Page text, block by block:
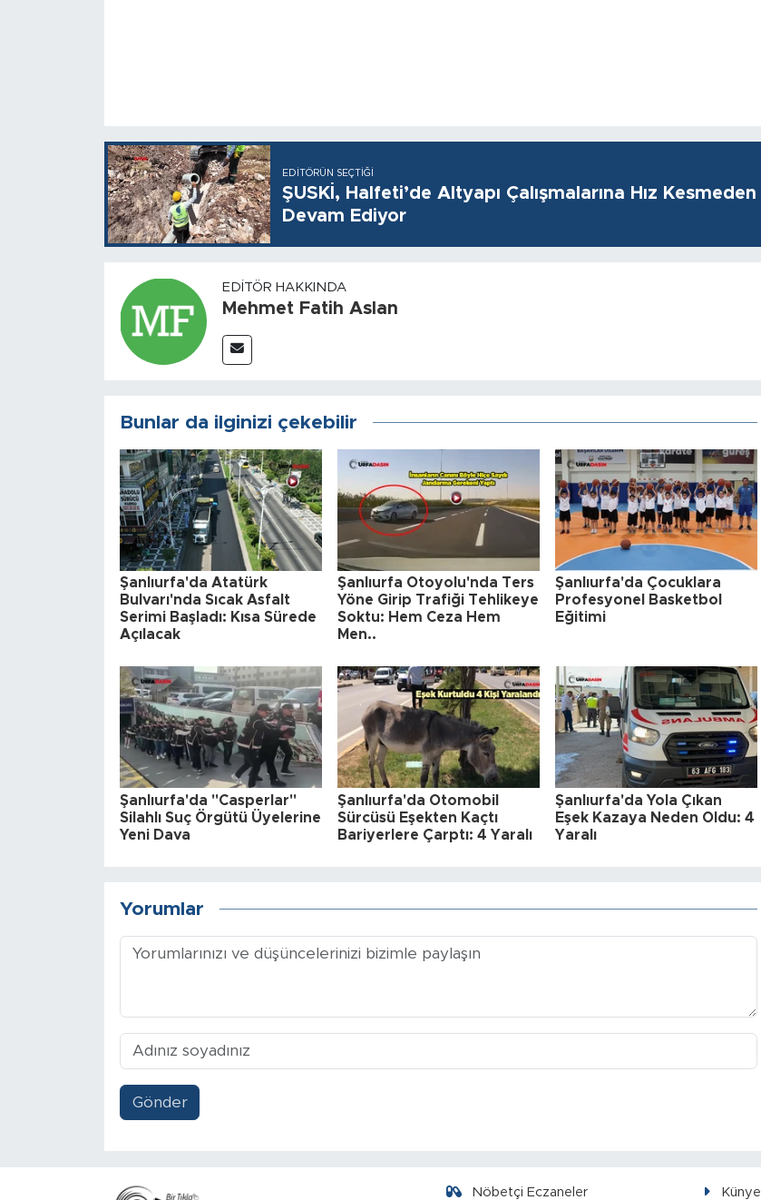
EDITÖRÜN SEÇTIĞI
ŞUSKİ, Halfeti’de Altyapı Çalışmalarına Hız Kesmeden
Devam Ediyor
EDITÖR HAKKINDA
Mehmet Fatih Aslan
Bunlar da ilginizi çekebilir
Şanlıurfa'da Atatürk
Bulvarı'nda Sıcak Asfalt
Serimi Başladı: Kısa Sürede
Açılacak
Şanlıurfa Otoyolu'nda Ters
Yöne Girip Trafiği Tehlikeye
Soktu: Hem Ceza Hem
Men..
Şanlıurfa'da Çocuklara
Profesyonel Basketbol
Eğitimi
Şanlıurfa'da "Casperlar"
Silahlı Suç Örgütü Üyelerine
Yeni Dava
Şanlıurfa'da Otomobil
Sürcüsü Eşekten Kaçtı
Bariyerlere Çarptı: 4 Yaralı
Şanlıurfa'da Yola Çıkan
Eşek Kazaya Neden Oldu: 4
Yaralı
Yorumlar
Gönder
Nöbetçi Eczaneler Künye